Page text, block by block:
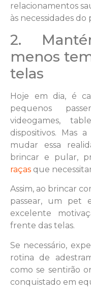
relacionamentos
às necessidades do
2.
menos
telas
Hoje em dia, é
pequenos
videogames,
dispositivos. Mas
mudar essa
brincar e pular,
raças que
Assim, ao brincar
passear, um pet
excelente
frente das telas.
Se necessário,
rotina de
como se sentirão
conquistado em